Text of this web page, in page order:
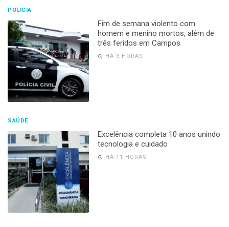
POLÍCIA
Fim de semana violento com
homem e menino mortos, além de
três feridos em Campos
HÁ 3 HORAS
SAÚDE
Excelência completa 10 anos unindo
tecnologia e cuidado
HÁ 11 HORAS